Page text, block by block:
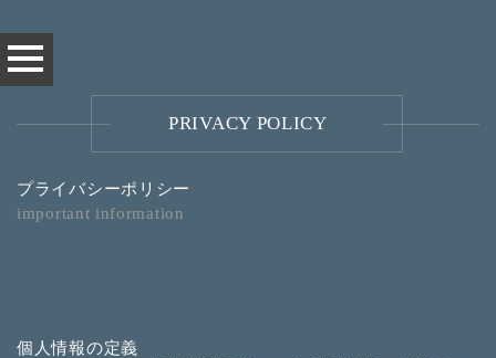
PRIVACY POLICY
プライバシーポリシー
important information
個人情報の定義